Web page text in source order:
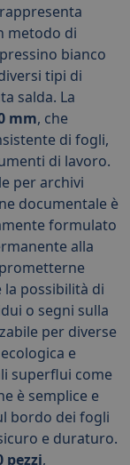
metodo di
bianco
tipi di
salda. La
mm, che
di fogli,
di lavoro.
per archivi
documentale è
formulato
alla
possibilità di
o segni sulla
per diverse
e
superflui come
è semplice e
bordo dei fogli
e duraturo.
pezzi,